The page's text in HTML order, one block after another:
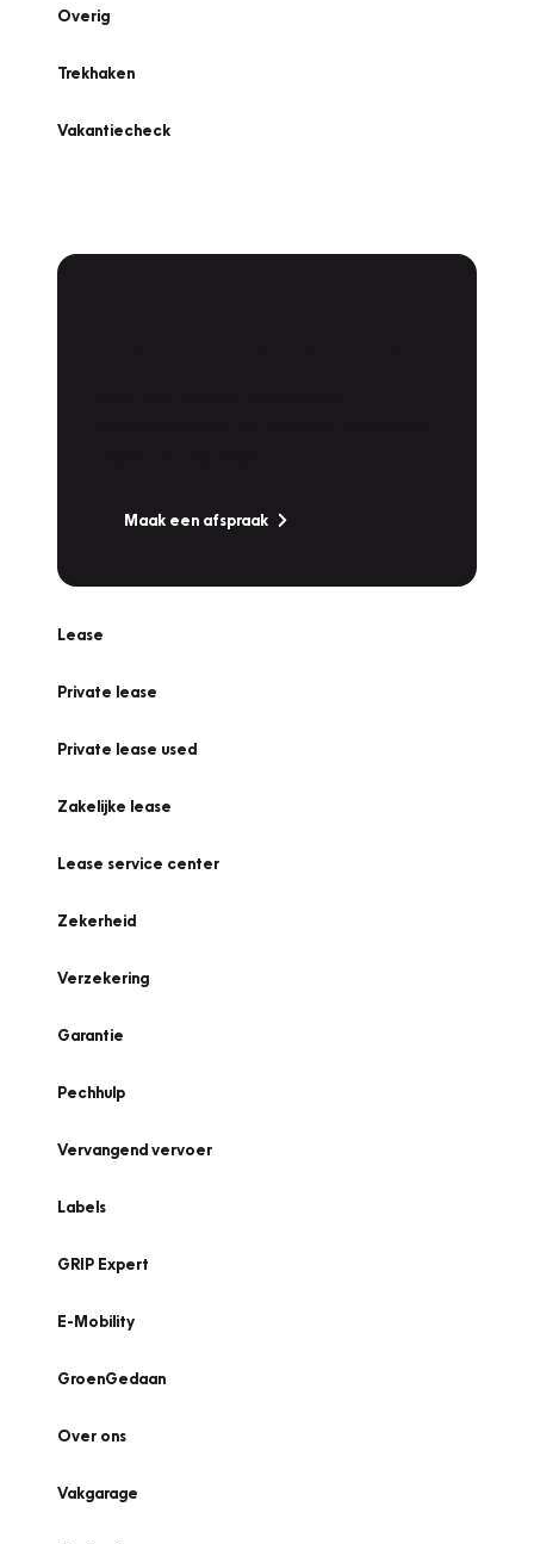
Overig
Trekhaken
Vakantiecheck
Maak een afspraak
Lease
Private lease
Private lease used
Zakelijke lease
Lease service center
Zekerheid
Verzekering
Garantie
Pechhulp
Vervangend vervoer
Labels
GRIP Expert
E-Mobility
GroenGedaan
Over ons
Vakgarage